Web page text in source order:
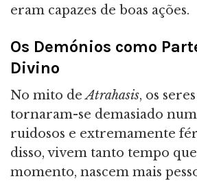
eram capazes de boas ações.
Os Demónios como
Divino
No mito deAtrahasis, os
tornaram-se demasiado
ruidosos e extremamente
disso, vivem tanto tempo
momento, nascem mais